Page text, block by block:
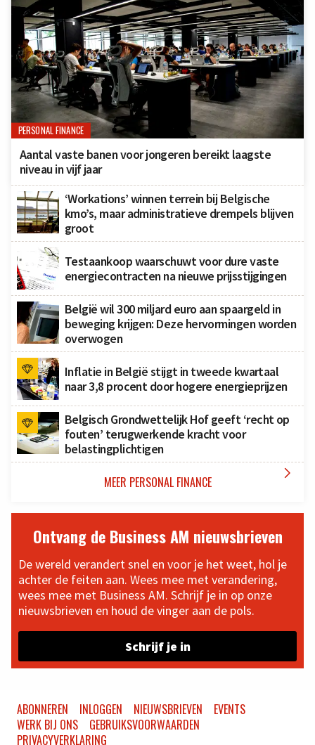
PERSONAL FINANCE
Aantal vaste banen voor jongeren bereikt laagste
niveau in vijf jaar
‘Workations’ winnen terrein bij Belgische
kmo’s, maar administratieve drempels blijven
groot
Testaankoop waarschuwt voor dure vaste
energiecontracten na nieuwe prijsstijgingen
België wil 300 miljard euro aan spaargeld in
beweging krijgen: Deze hervormingen worden
overwogen
Inflatie in België stijgt in tweede kwartaal
naar 3,8 procent door hogere energieprijzen
Belgisch Grondwettelijk Hof geeft ‘recht op
fouten’ terugwerkende kracht voor
belastingplichtigen
MEER PERSONAL FINANCE 
Ontvang de Business AM nieuwsbrieven
De wereld verandert snel en voor je het weet, hol je
achter de feiten aan. Wees mee met verandering,
wees mee met Business AM. Schrijf je in op onze
nieuwsbrieven en houd de vinger aan de pols.
Schrijf je in
ABONNEREN INLOGGEN NIEUWSBRIEVEN
EVENTS
WERK BIJ ONS
GEBRUIKSVOORWAARDEN
PRIVACYVERKLARING